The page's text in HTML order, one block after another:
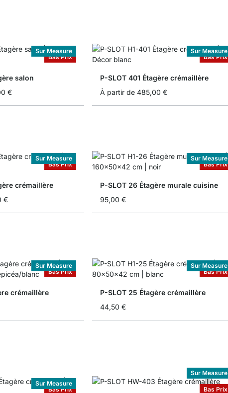
Bas Prix
Sur Measure
salon
€
Bas Prix
Sur Measure
P-SLOT 401 Étagère crémaillère
À partir de 485,00 €
Bas Prix
Sur Measure
crémaillère
€
Bas Prix
Sur Measure
P-SLOT 26 Étagère murale cuisine
95,00 €
Bas Prix
Sur Measure
crémaillère
Bas Prix
Sur Measure
P-SLOT 25 Étagère crémaillère
44,50 €
Bas Prix
Sur Measure
Bas Prix
Sur Measure